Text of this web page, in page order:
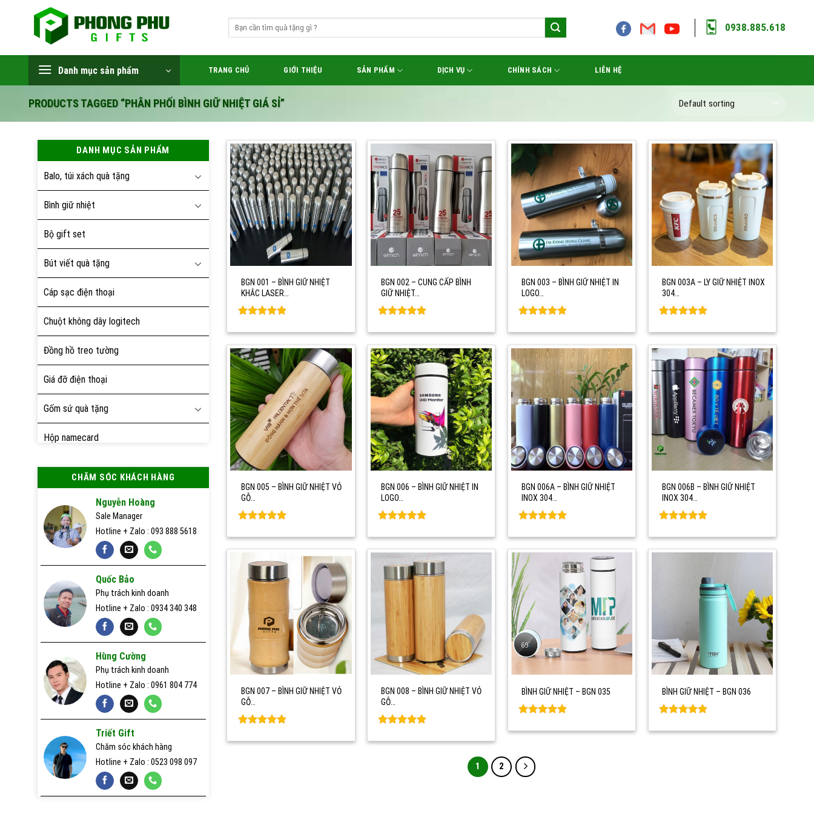
0938.885.618
Danh mục sản phẩm TRANG CHỦ GIỚI THIỆU SẢN PHẨM DỊCH VỤ CHÍNH SÁCH LIÊN HỆ
PRODUCTS TAGGED “PHÂN PHỐI BÌNH GIỮ NHIỆT GIÁ SỈ”
DANH MỤC SẢN PHẨM
Balo, túi xách quà tặng
Bình giữ nhiệt
Bộ gift set
Bút viết quà tặng
Cáp sạc điện thoại
Chuột không dây logitech
Đồng hồ treo tường
Giá đỡ điện thoại
Gốm sứ quà tặng
Hộp namecard
Hộp quà tặng
Pin sạc dự phòng
Sản xuất pin dự phòng nhanh 24h
Sản xuất usb nhanh 24h
Sổ da, sổ giấy quà tặng
Usb quà tặng
CHĂM SÓC KHÁCH HÀNG
Nguyễn Hoàng
Sale Manager
Hotline + Zalo : 093 888 5618
Quốc Bảo
Phụ trách kinh doanh
Hotline + Zalo : 0934 340 348
Hùng Cường
Phụ trách kinh doanh
Hotline + Zalo : 0961 804 774
Triết Gift
Chăm sóc khách hàng
Hotline + Zalo : 0523 098 097
BGN 001 – BÌNH GIỮ NHIỆT
KHẮC LASER…
out of 5
BGN 002 – CUNG CẤP BÌNH
GIỮ NHIỆT…
out of 5
BGN 003 – BÌNH GIỮ NHIỆT IN
LOGO…
out of 5
BGN 003A – LY GIỮ NHIỆT INOX
304…
out of 5
BGN 005 – BÌNH GIỮ NHIỆT VỎ
GỖ…
out of 5
BGN 006 – BÌNH GIỮ NHIỆT IN
LOGO…
out of 5
BGN 006A – BÌNH GIỮ NHIỆT
INOX 304…
out of 5
BGN 006B – BÌNH GIỮ NHIỆT
INOX 304…
out of 5
BGN 007 – BÌNH GIỮ NHIỆT VỎ
GỖ…
out of 5
BGN 008 – BÌNH GIỮ NHIỆT VỎ
GỖ…
out of 5
BÌNH GIỮ NHIỆT – BGN 035
out of 5
BÌNH GIỮ NHIỆT – BGN 036
out of 5
1 2